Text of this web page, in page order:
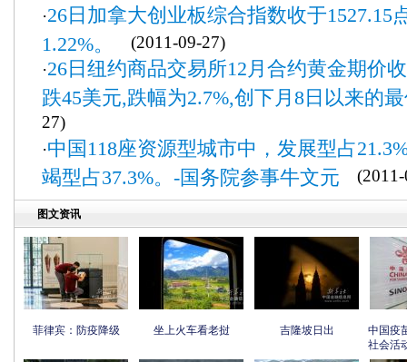
·26日加拿大创业板综合指数收于1527.15
1.22%。
(2011-09-27)
·26日纽约商品交易所12月合约黄金期价
跌45美元,跌幅为2.7%,创下月8日以来的
27)
·中国118座资源型城市中，发展型占
竭型占37.3%。-国务院参事牛文元 (2011-
图文资讯
菲律宾：防疫降级 坐上火车看老挝 吉隆坡日出
中国疫
社会活